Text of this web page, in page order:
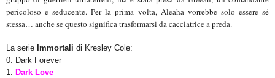
pericoloso e seducente. Per la prima volta, Aleaha vorrebbe solo essere sé
stessa… anche se questo significa trasformarsi da cacciatrice a preda.
La serie Immortali di Kresley Cole:
0. Dark Forever
1.
Dark Love